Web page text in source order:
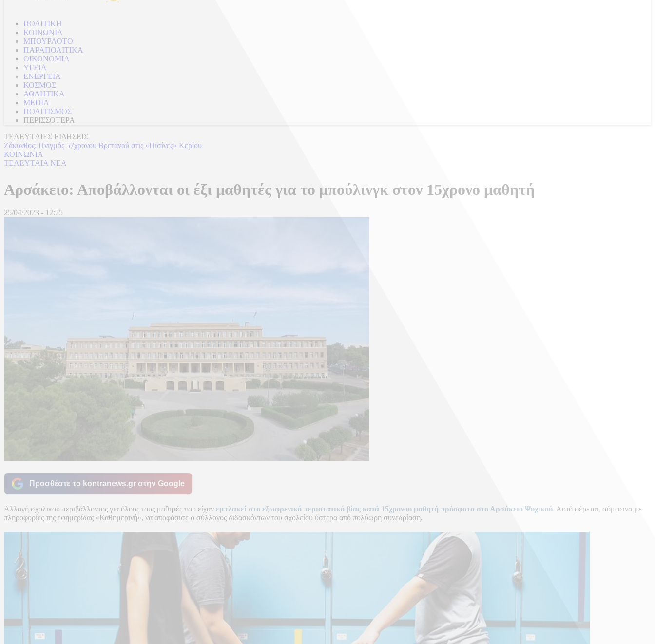
ΠΟΛΙΤΙΚΗ
ΚΟΙΝΩΝΙΑ
ΜΠΟΥΡΛΟΤΟ
ΠΑΡΑΠΟΛΙΤΙΚΑ
ΟΙΚΟΝΟΜΙΑ
ΥΓΕΙΑ
ΕΝΕΡΓΕΙΑ
ΚΟΣΜΟΣ
ΑΘΛΗΤΙΚΑ
MEDIA
ΠΟΛΙΤΙΣΜΟΣ
ΠΕΡΙΣΣΟΤΕΡΑ
ΤΕΛΕΥΤΑΙΕΣ ΕΙΔΗΣΕΙΣ
Ζάκυνθος: Πνιγμός 57χρονου Βρετανού στις «Πισίνες» Κερίου
ΚΟΙΝΩΝΙΑ
ΤΕΛΕΥΤΑΙΑ ΝΕΑ
Αρσάκειο: Αποβάλλονται οι έξι μαθητές για το μπούλινγκ στον 15χρονο μαθητή
25/04/2023 - 12:25
Προσθέστε το kontranews.gr στην Google
Αλλαγή σχολικού περιβάλλοντος για όλους τους μαθητές που είχαν εμπλακεί στο εξωφρενικό περιστατικό βίας κατά 15χρονου μαθητή πρόσφατα στο Αρσάκειο Ψυχικού. Αυτό φέρεται, σύμφωνα με
πληροφορίες της εφημερίδας «Καθημερινή», να αποφάσισε ο σύλλογος διδασκόντων του σχολείου ύστερα από πολύωρη συνεδρίαση.